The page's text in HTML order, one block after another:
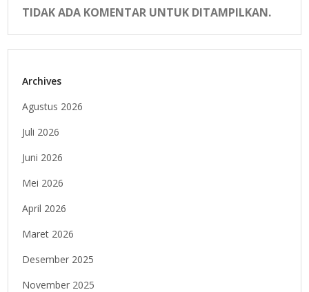
TIDAK ADA KOMENTAR UNTUK DITAMPILKAN.
Archives
Agustus 2026
Juli 2026
Juni 2026
Mei 2026
April 2026
Maret 2026
Desember 2025
November 2025